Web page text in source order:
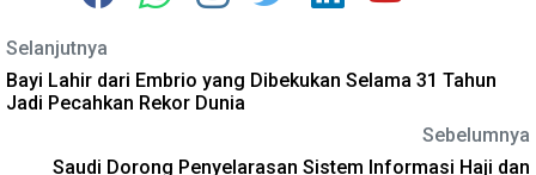
Selanjutnya
Bayi Lahir dari Embrio yang Dibekukan Selama 31 Tahun
Jadi Pecahkan Rekor Dunia
Sebelumnya
Saudi Dorong Penyelarasan Sistem Informasi Haji dan